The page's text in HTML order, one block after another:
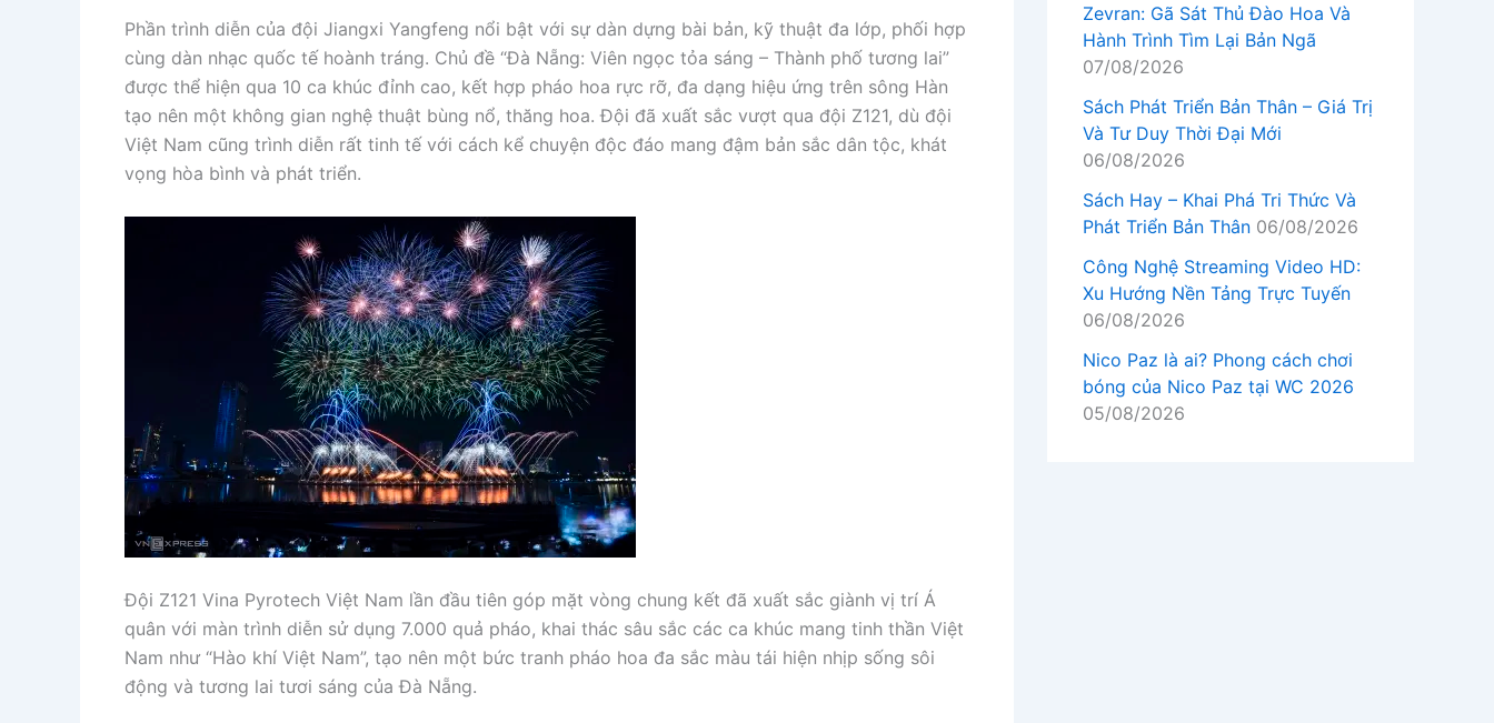
Phần trình diễn của đội Jiangxi Yangfeng nổi bật với sự dàn dựng bài bản, kỹ thuật đa lớp, phối hợp
cùng dàn nhạc quốc tế hoành tráng. Chủ đề “Đà Nẵng: Viên ngọc tỏa sáng – Thành phố tương lai”
được thể hiện qua 10 ca khúc đỉnh cao, kết hợp pháo hoa rực rỡ, đa dạng hiệu ứng trên sông Hàn
tạo nên một không gian nghệ thuật bùng nổ, thăng hoa. Đội đã xuất sắc vượt qua đội Z121, dù đội
Việt Nam cũng trình diễn rất tinh tế với cách kể chuyện độc đáo mang đậm bản sắc dân tộc, khát
vọng hòa bình và phát triển.
Đội Z121 Vina Pyrotech Việt Nam lần đầu tiên góp mặt vòng chung kết đã xuất sắc giành vị trí Á
quân với màn trình diễn sử dụng 7.000 quả pháo, khai thác sâu sắc các ca khúc mang tinh thần Việt
Nam như “Hào khí Việt Nam”, tạo nên một bức tranh pháo hoa đa sắc màu tái hiện nhịp sống sôi
động và tương lai tươi sáng của Đà Nẵng.
Zevran: Gã Sát Thủ Đào Hoa Và
Hành Trình Tìm Lại Bản Ngã
07/08/2026
Sách Phát Triển Bản Thân – Giá Trị
Và Tư Duy Thời Đại Mới
06/08/2026
Sách Hay – Khai Phá Tri Thức Và
Phát Triển Bản Thân 06/08/2026
Công Nghệ Streaming Video HD:
Xu Hướng Nền Tảng Trực Tuyến
06/08/2026
Nico Paz là ai? Phong cách chơi
bóng của Nico Paz tại WC 2026
05/08/2026